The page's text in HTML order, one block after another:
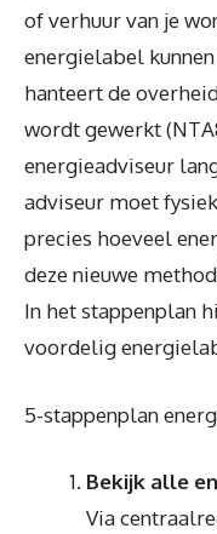
of verhuur van je
energielabel
hanteert de
wordt gewerkt
energieadviseur
adviseur moet
precies hoeveel
deze nieuwe
In het stappenplan
voordelig
5-stappenplan
Bekijk alle
Via